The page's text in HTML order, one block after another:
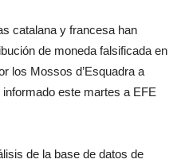
catalana y francesa han
de moneda falsificada en
los Mossos d’Esquadra a
este martes a EFE
de la base de datos de